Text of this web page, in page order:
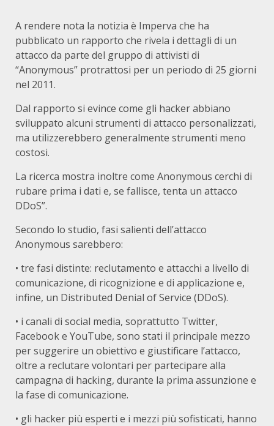
A rendere nota la notizia è Imperva che ha
pubblicato un rapporto che rivela i dettagli di un
attacco da parte del gruppo di attivisti di
“Anonymous” protrattosi per un periodo di 25 giorni
nel 2011.
Dal rapporto si evince come gli hacker abbiano
sviluppato alcuni strumenti di attacco personalizzati,
ma utilizzerebbero generalmente strumenti meno
costosi.
La ricerca mostra inoltre come Anonymous cerchi di
rubare prima i dati e, se fallisce, tenta un attacco
DDoS”.
Secondo lo studio, fasi salienti dell’attacco
Anonymous sarebbero:
• tre fasi distinte: reclutamento e attacchi a livello di
comunicazione, di ricognizione e di applicazione e,
infine, un Distributed Denial of Service (DDoS).
• i canali di social media, soprattutto Twitter,
Facebook e YouTube, sono stati il ​​principale mezzo
per suggerire un obiettivo e giustificare l’attacco,
oltre a reclutare volontari per partecipare alla
campagna di hacking, durante la prima assunzione e
la fase di comunicazione.
• gli hacker più esperti e i mezzi più sofisticati, hanno